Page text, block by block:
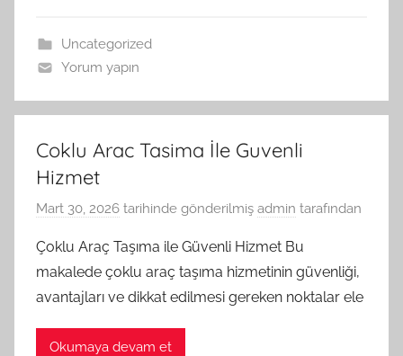
Uncategorized
Yorum yapın
Coklu Arac Tasima İle Guvenli
Hizmet
Mart 30, 2026 tarihinde gönderilmiş admin tarafından
Çoklu Araç Taşıma ile Güvenli Hizmet Bu
makalede çoklu araç taşıma hizmetinin güvenliği,
avantajları ve dikkat edilmesi gereken noktalar ele
Okumaya devam et